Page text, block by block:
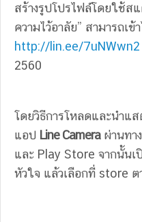
สร้างรูปโปรไฟล์โดยใช้
ความไว้อาลัย” สามารถเ
http://lin.ee/7uNWwn2
2560
โดยวิธีการโหลดและนำแ
แอป Line Cameraผ่านทา
และ Play Store จากนั้น
หัวใจ แล้วเลือกที่ store ต